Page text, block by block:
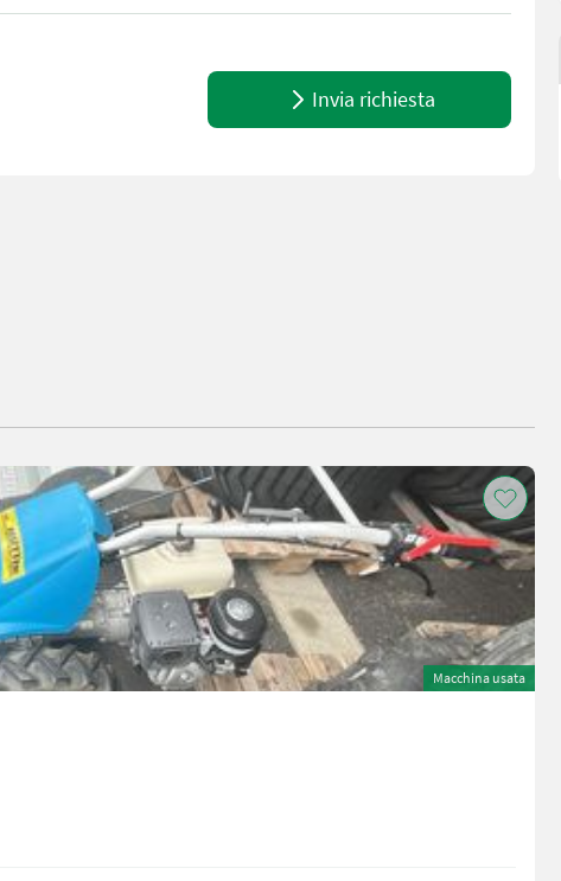
Stachelwalzen - Motor: Briggs & Stratton 4-Takt-OHV-
Invia richiesta
Macchina usata